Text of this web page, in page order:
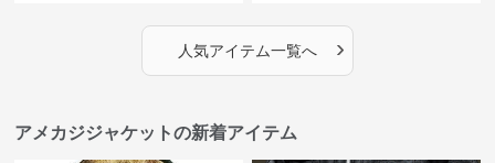
人気アイテム一覧へ ›
アメカジジャケットの新着アイテム